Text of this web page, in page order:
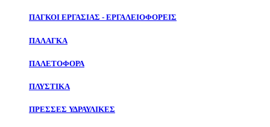
ΠΑΓΚΟΙ ΕΡΓΑΣΙΑΣ - ΕΡΓΑΛΕΙΟΦΟΡΕΙΣ
ΠΑΛΑΓΚΑ
ΠΑΛΕΤΟΦΟΡΑ
ΠΛΥΣΤΙΚΑ
ΠΡΕΣΣΕΣ ΥΔΡΑΥΛΙΚΕΣ